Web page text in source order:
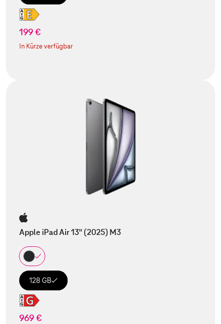
199 €
In Kürze verfügbar
Apple iPad Air 13" (2025) M3
128 GB
969 €